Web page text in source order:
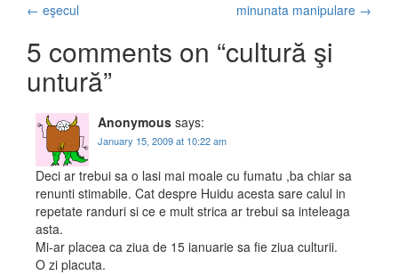
Post navigation
← eşecul minunata manipulare →
5 comments on “cultură şi
untură”
Anonymous says:
January 15, 2009 at 10:22 am
Deci ar trebui sa o lasi mai moale cu fumatu ,ba chiar sa
renunti stimabile. Cat despre Huidu acesta sare calul in
repetate randuri si ce e mult strica ar trebui sa inteleaga
asta.
Mi-ar placea ca ziua de 15 ianuarie sa fie ziua culturii.
O zi placuta.